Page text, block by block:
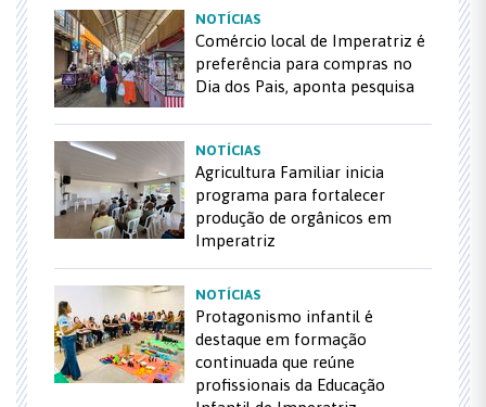
NOTÍCIAS
Comércio local de Imperatriz é
preferência para compras no
Dia dos Pais, aponta pesquisa
NOTÍCIAS
Agricultura Familiar inicia
programa para fortalecer
produção de orgânicos em
Imperatriz
NOTÍCIAS
Protagonismo infantil é
destaque em formação
continuada que reúne
profissionais da Educação